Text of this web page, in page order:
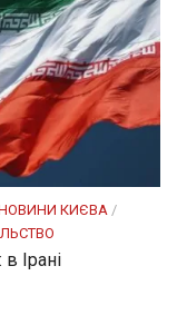
КИЄВА /
Ірані